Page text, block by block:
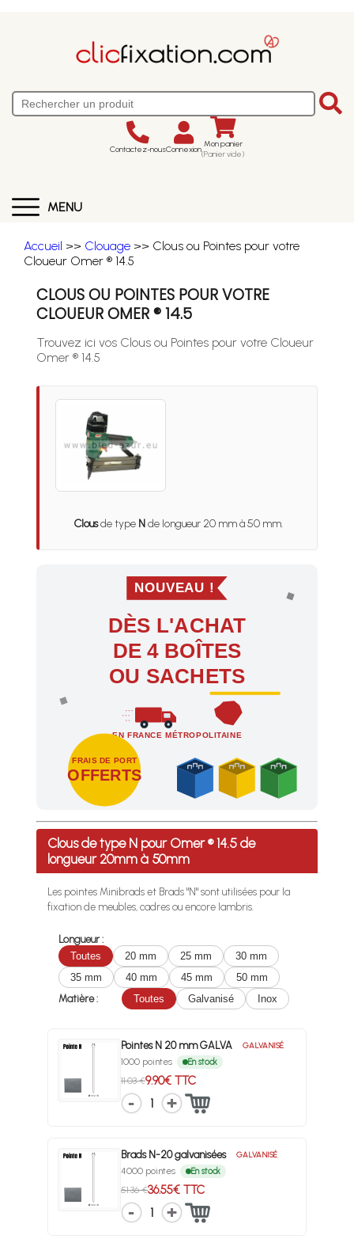
Contactez-nousConnexion Mon panier
(Panier vide)
MENU
Accueil >> Clouage >> Clous ou Pointes pour votre
Cloueur Omer ® 14.5
CLOUS OU POINTES POUR VOTRE
CLOUEUR OMER ® 14.5
Trouvez ici vos Clous ou Pointes pour votre Cloueur
Omer ® 14.5
Clousde type Nde longueur 20 mm à 50 mm.
NOUVEAU !
DÈS L'ACHAT
DE 4 BOÎTES
OU SACHETS
EN FRANCE MÉTROPOLITAINE
FRAIS DE PORT
OFFERTS
Profitez des Frais de port offerts en France
Clous de type N pour Omer ® 14.5 de
longueur 20mm à 50mm
Les pointes Minibrads et Brads "N" sont utilisées pour la
fixation de meubles, cadres ou encore lambris.
Longueur :
Toutes
20 mm 25 mm
30 mm
35 mm
40 mm 45 mm
50 mm
Matière :
Toutes Galvanisé Inox
Pointes N 20 mm GALVA GALVANISÉ
1000 pointes En stock
11.03 €9.90€ TTC
1
Brads N-20 galvanisées GALVANISÉ
4000 pointes En stock
51.36 €36.55€ TTC
1